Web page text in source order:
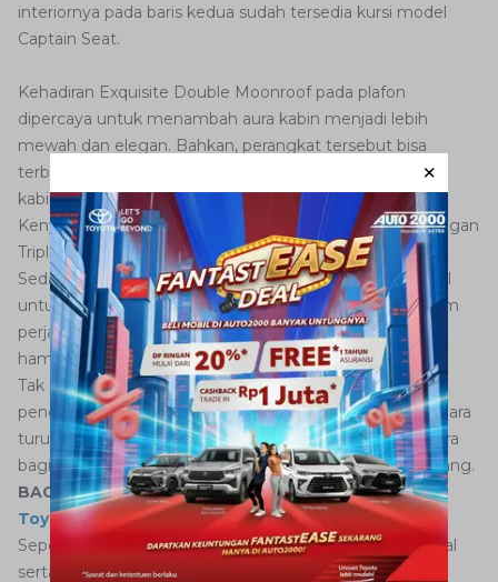
interiornya pada baris kedua sudah tersedia kursi model
Captain Seat.
Kehadiran Exquisite Double Moonroof pada plafon
dipercaya untuk menambah aura kabin menjadi lebih
mewah dan elegan. Bahkan, perangkat tersebut bisa
terbuka dan biarkan udara segar masuk ke dalam ruang
kabin.
Kenyamanan ekstra lainnya hadir berkat AC Control dengan
Triple Climate Control yang mudah dioperasikan.
Sedangkan untuk pengemudi tersaji fitur Cruise Control
untuk menambah kenyamanan ketika berkendara dalam
perjalanan jauh, terlebih ketika menemui jalan bebas
hambatan.
Tak sebatas mengedepankan sektor kenyamanan bagi
pengemudi dan awak kabin. Fitur keselamatan berkendara
turut disematkan guna memberikan perlindungan ekstra
bagi siapapun yang mengemudi dan menjadi penumpang.
BACA JUGA:Jangan Nekat, Lakukan Ini Saat Mobil
Toyota Anda Kena Overheat
Seperti hadirnya 7 SRS Airbags, Emergency Brake Signal
serta Vehicle Stability Control. Sementara fitur Hill Start